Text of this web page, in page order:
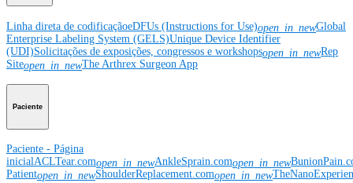
Linha direta de codificaçãoeDFUs (Instructions for Use)open_in_newGlobal
Enterprise Labeling System (GELS)Unique Device Identifier
(UDI)Solicitações de exposições, congressos e workshopsopen_in_newRep
Siteopen_in_newThe Arthrex Surgeon App
Paciente
Paciente - Página
inicialACLTear.comopen_in_newAnkleSprain.comopen_in_new
Patientopen_in_newShoulderReplacement.comopen_in_new